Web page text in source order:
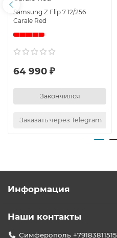
Samsung Z Flip 7 12/256
Carale Red
64 990 ₽
Закончился
Заказать через Telegram
Информация
Наши контакты
Симферополь +79183811515